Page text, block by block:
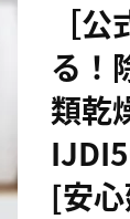
［
る！
類乾
[安